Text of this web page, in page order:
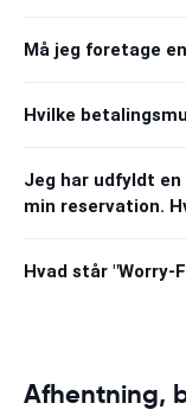
Må jeg foretage
Hvilke
Jeg har udfyldt
min reservation.
Hvad står "Worry-
Afhentning,